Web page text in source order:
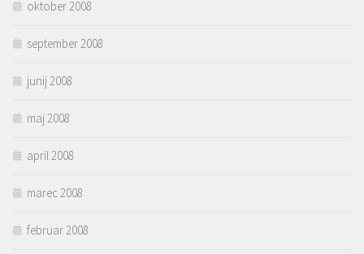
oktober 2008
september 2008
junij 2008
maj 2008
april 2008
marec 2008
februar 2008